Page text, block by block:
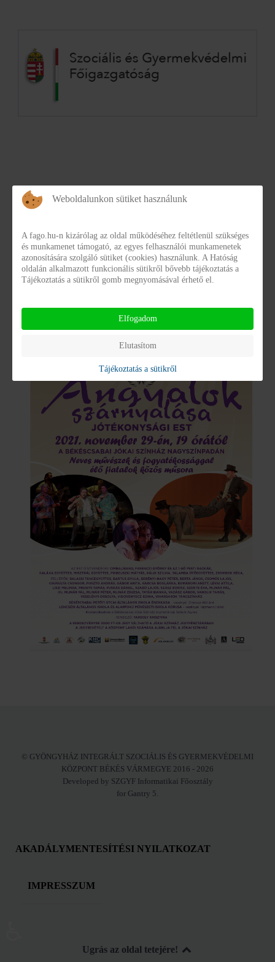
Hírek
Angyalok Szárnyalása 2021
szárnyalása elnevezésű jótékonysági est.
© GYÖNGYHÁZ INTEGRÁLT SZOCIÁLIS ÉS GYERMEKVÉDELMI
KÖZPONT BÉKÉS VÁRMEGYE 2016 - 2026
Developed by SZGYF Informatikai Főosztály
for Gantry 5.
AKADÁLYMENTESÍTÉSI NYILATKOZAT
IMPRESSZUM
Ugrás az oldal tetejére!
Weboldalunkon sütiket használunk
A fago.hu-n kizárólag az oldal működéséhez feltétlenül szükséges
és munkamenet támogató, az egyes felhasználói munkamenetek
azonosítására szolgáló sütiket (cookies) használunk. A Hatóság
oldalán alkalmazott funkcionális sütikről bővebb tájékoztatás a
Tájékoztatás a sütikről gomb megnyomásával érhető el.
Elfogadom
Elutasítom
Tájékoztatás a sütikről